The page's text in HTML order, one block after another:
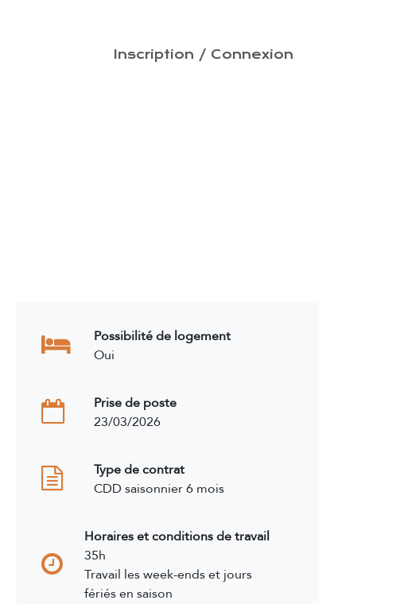
CONTACT
Inscription / Connexion
Possibilité de logement
Oui
Prise de poste
23/03/2026
Type de contrat
CDD saisonnier 6 mois
Horaires et conditions de travail
35h
Travail les week-ends et jours
fériés en saison